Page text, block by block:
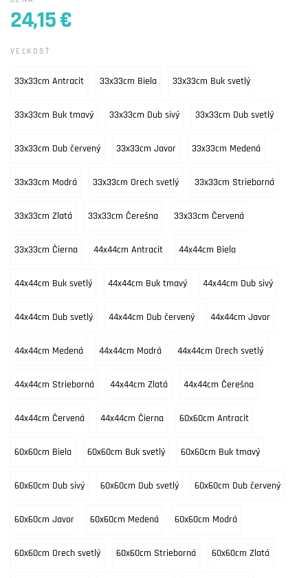
24,15 €
VEĽKOSŤ
33x33cm Antracit 33x33cm Biela 33x33cm Buk svetlý
33x33cm Buk tmavý 33x33cm Dub sivý 33x33cm Dub svetlý
33x33cm Dub červený 33x33cm Javor 33x33cm Medená
33x33cm Modrá 33x33cm Orech svetlý 33x33cm Strieborná
33x33cm Zlatá 33x33cm Čerešna 33x33cm Červená
33x33cm Čierna 44x44cm Antracit 44x44cm Biela
44x44cm Buk svetlý 44x44cm Buk tmavý 44x44cm Dub sivý
44x44cm Dub svetlý 44x44cm Dub červený 44x44cm Javor
44x44cm Medená 44x44cm Modrá 44x44cm Orech svetlý
44x44cm Strieborná 44x44cm Zlatá 44x44cm Čerešna
44x44cm Červená 44x44cm Čierna 60x60cm Antracit
60x60cm Biela 60x60cm Buk svetlý 60x60cm Buk tmavý
60x60cm Dub sivý 60x60cm Dub svetlý 60x60cm Dub červený
60x60cm Javor 60x60cm Medená 60x60cm Modrá
60x60cm Orech svetlý 60x60cm Strieborná 60x60cm Zlatá